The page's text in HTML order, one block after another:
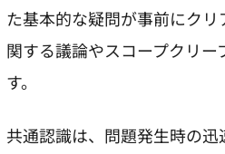
た基本的な疑問が事前にク
関する議論やスコープクリー
す。
共通認識は、問題発生時の